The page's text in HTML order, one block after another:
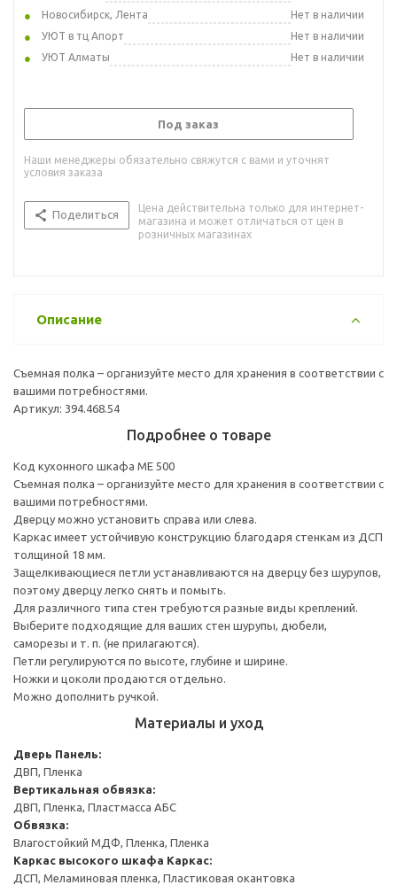
Новосибирск, Лента
Нет в наличии
УЮТ в тц Апорт
Нет в наличии
УЮТ Алматы
Нет в наличии
Под заказ
Наши менеджеры обязательно свяжутся с вами и уточнят
условия заказа
Поделиться
Цена действительна только для интернет-
магазина и может отличаться от цен в
розничных магазинах
Описание
Съемная полка – организуйте место для хранения в соответствии с
вашими потребностями.
Артикул: 394.468.54
Подробнее о товаре
Код кухонного шкафа ME 500
Съемная полка – организуйте место для хранения в соответствии с
вашими потребностями.
Дверцу можно установить справа или слева.
Каркас имеет устойчивую конструкцию благодаря стенкам из ДСП
толщиной 18 мм.
Защелкивающиеся петли устанавливаются на дверцу без шурупов,
поэтому дверцу легко снять и помыть.
Для различного типа стен требуются разные виды креплений.
Выберите подходящие для ваших стен шурупы, дюбели,
саморезы и т. п. (не прилагаются).
Петли регулируются по высоте, глубине и ширине.
Ножки и цоколи продаются отдельно.
Можно дополнить ручкой.
Материалы и уход
Дверь Панель:
ДВП, Пленка
Вертикальная обвязка:
ДВП, Пленка, Пластмасса АБС
Обвязка:
Влагостойкий МДФ, Пленка, Пленка
Каркас высокого шкафа Каркас:
ДСП, Меламиновая пленка, Пластиковая окантовка